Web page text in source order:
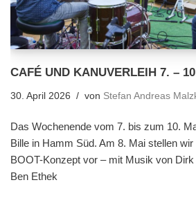
CAFÉ UND KANUVERLEIH 7. –
30. April 2026 von Stefan Andreas
Das Wochenende vom 7. bis zum 10.
Bille in Hamm Süd. Am 8. Mai stellen
BOOT-Konzept vor – mit Musik von
Ben Ethek